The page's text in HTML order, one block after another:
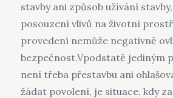
stavby ani způsob užívání
posouzení vlivů na životní
provedení nemůže negativně
bezpečnost.Vpodstatě jediným
není třeba přestavbu ani
žádat povolení, je situace, kdy